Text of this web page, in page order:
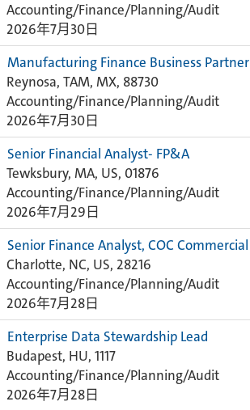
Accounting/Finance/Planning/Audit
2026年7月30日
Manufacturing Finance Business Partner
Reynosa, TAM, MX, 88730
Accounting/Finance/Planning/Audit
2026年7月30日
Senior Financial Analyst- FP&A
Tewksbury, MA, US, 01876
Accounting/Finance/Planning/Audit
2026年7月29日
Senior Finance Analyst, COC Commercial
Charlotte, NC, US, 28216
Accounting/Finance/Planning/Audit
2026年7月28日
Enterprise Data Stewardship Lead
Budapest, HU, 1117
Accounting/Finance/Planning/Audit
2026年7月28日